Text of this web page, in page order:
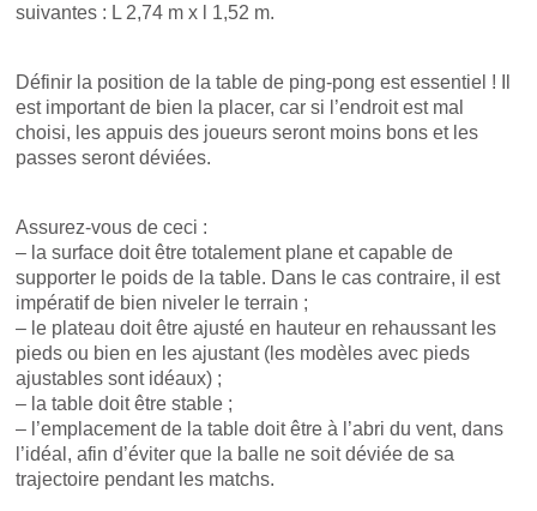
suivantes : L 2,74 m x l 1,52 m.
Définir la position de la table de ping-pong est essentiel ! Il
est important de bien la placer, car si l’endroit est mal
choisi, les appuis des joueurs seront moins bons et les
passes seront déviées.
Assurez-vous de ceci :
– la surface doit être totalement plane et capable de
supporter le poids de la table. Dans le cas contraire, il est
impératif de bien niveler le terrain ;
– le plateau doit être ajusté en hauteur en rehaussant les
pieds ou bien en les ajustant (les modèles avec pieds
ajustables sont idéaux) ;
– la table doit être stable ;
– l’emplacement de la table doit être à l’abri du vent, dans
l’idéal, afin d’éviter que la balle ne soit déviée de sa
trajectoire pendant les matchs.